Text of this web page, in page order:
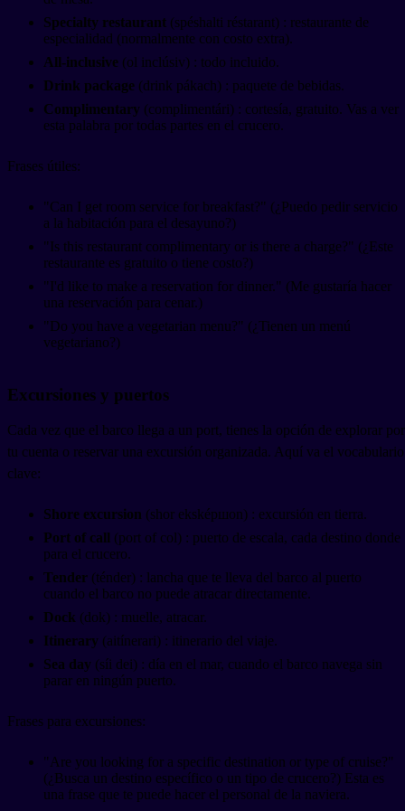
Specialty restaurant (spéshalti réstarant) : restaurante de
especialidad (normalmente con costo extra).
All-inclusive (ol inclúsiv) : todo incluido.
Drink package (drink pákach) : paquete de bebidas.
Complimentary (complimentári) : cortesía, gratuito. Vas a ver
esta palabra por todas partes en el crucero.
Frases útiles:
"Can I get room service for breakfast?" (¿Puedo pedir servicio
a la habitación para el desayuno?)
"Is this restaurant complimentary or is there a charge?" (¿Este
restaurante es gratuito o tiene costo?)
"I'd like to make a reservation for dinner." (Me gustaría hacer
una reservación para cenar.)
"Do you have a vegetarian menu?" (¿Tienen un menú
vegetariano?)
Excursiones y puertos
Cada vez que el barco llega a un port, tienes la opción de explorar por
tu cuenta o reservar una excursión organizada. Aquí va el vocabulario
clave:
Shore excursion (shor ekskéршon) : excursión en tierra.
Port of call (port of col) : puerto de escala, cada destino donde
para el crucero.
Tender (ténder) : lancha que te lleva del barco al puerto
cuando el barco no puede atracar directamente.
Dock (dok) : muelle, atracar.
Itinerary (aitínerari) : itinerario del viaje.
Sea day (síi dei) : día en el mar, cuando el barco navega sin
parar en ningún puerto.
Frases para excursiones:
"Are you looking for a specific destination or type of cruise?"
(¿Busca un destino específico o un tipo de crucero?) Esta es
una frase que te puede hacer el personal de la naviera.